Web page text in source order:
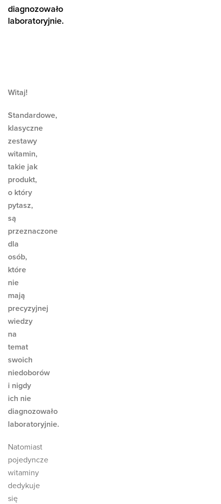
diagnozowało
laboratoryjnie.
Witaj!
Standardowe,
klasyczne
zestawy
witamin,
takie jak
produkt,
o który
pytasz,
są
przeznaczone
dla
osób,
które
nie
mają
precyzyjnej
wiedzy
na
temat
swoich
niedoborów
i nigdy
ich nie
diagnozowało
laboratoryjnie.
Natomiast
pojedyncze
witaminy
dedykuje
się